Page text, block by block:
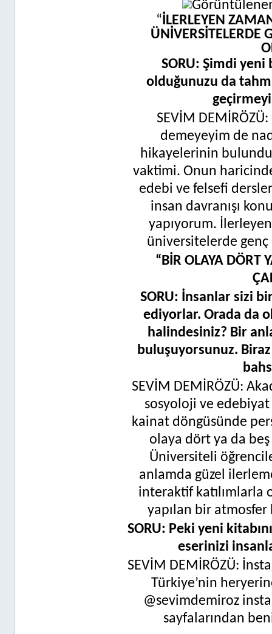
“İLERLEYEN
ÜNİVERSİTELERDE
SORU: Şimdi yeni
olduğunuzu da
SEVİM
demeyeyim de
hikayelerinin
vaktimi. Onun
edebi ve felsefi
insan davranışı
yapıyorum.
üniversitelerde genç
“BİR OLAYA DÖRT
SORU: İnsanlar sizi
ediyorlar. Orada da
halindesiniz? Bir
buluşuyorsunuz.
SEVİM DEMİRÖZÜ:
sosyoloji ve
kainat döngüsünde
olaya dört ya da beş
Üniversiteli
anlamda güzel
interaktif katılımlarla
yapılan bir atmosfer
SORU: Peki yeni
eserinizi
SEVİM DEMİRÖZÜ:
Türkiye’nin
@sevimdemiroz
sayfalarından